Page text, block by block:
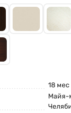
18 мес
Майя-